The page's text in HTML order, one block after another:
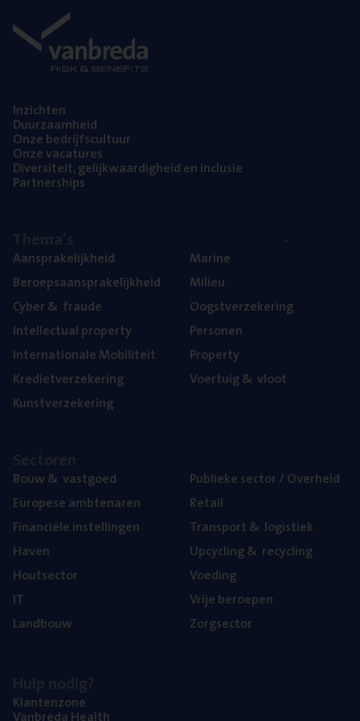
Inzich­ten
Duur­zaam­heid
Onze bedrijfs­cul­tuur
Onze vaca­tu­res
Diver­si­teit, gelijk­waar­dig­heid en inclusie
Part­ner­ships
Aan­spra­ke­lijk­heid
Beroeps­aan­spra­ke­lijk­heid
Cyber& fraude
Intel­lec­tu­al property
Inter­na­ti­o­na­le Mobiliteit
Kre­diet­ver­ze­ke­ring
Kunst­ver­ze­ke­ring
Mari­ne
Mili­eu
Oogst­ver­ze­ke­ring
Per­so­nen
Pro­per­ty
Voer­tuig& vloot
Bouw& vastgoed
Euro­pe­se ambtenaren
Finan­ci­ë­le instellingen
Haven
Hout­sec­tor
IT
Land­bouw
Publie­ke sec­tor / Overheid
Retail
Trans­port& logistiek
Upcy­cling& recycling
Voe­ding
Vrije beroe­pen
Zorg­sec­tor
Klan­ten­zo­ne
Van­b­re­da Health